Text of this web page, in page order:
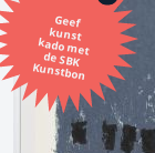
Geef
kunst
kado met
de SBK
Kunstbon